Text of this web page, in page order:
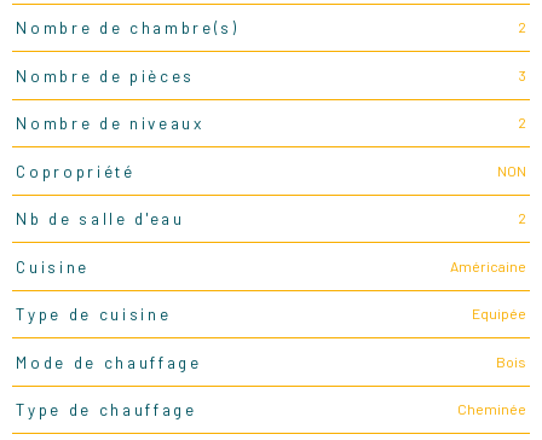
Nombre de chambre(s) 2
Nombre de pièces 3
Nombre de niveaux 2
Copropriété NON
Nb de salle d'eau 2
Cuisine Américaine
Type de cuisine Equipée
Mode de chauffage Bois
Type de chauffage Cheminée